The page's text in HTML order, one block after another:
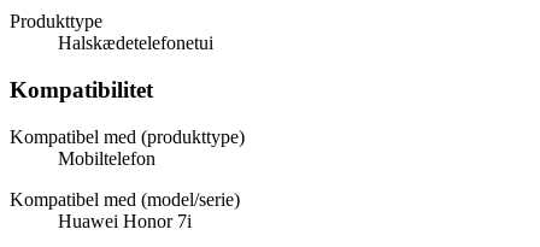
Produkttype
Halskædetelefonetui
Kompatibilitet
Kompatibel med (produkttype)
Mobiltelefon
Kompatibel med (model/serie)
Huawei Honor 7i